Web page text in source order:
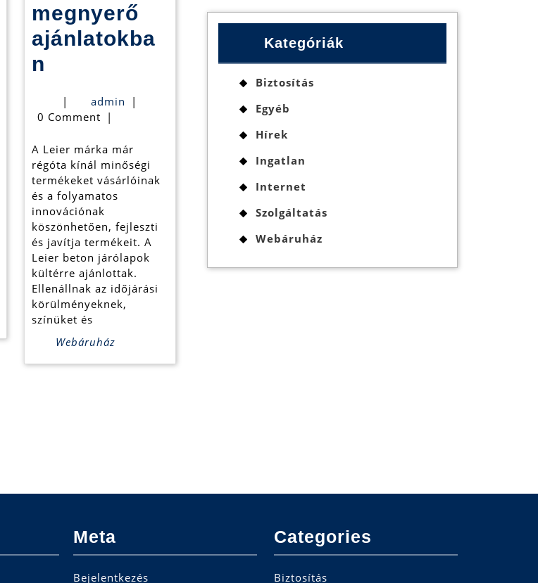
megnyerő
ajánlatokba
n
járólapok
megnyerő
ajánlatokban
| admin admin
|
0 Comment |
A Leier márka már
régóta kínál minőségi
termékeket vásárlóinak
és a folyamatos
innovációnak
köszönhetően, fejleszti
és javítja termékeit. A
Leier beton járólapok
kültérre ajánlottak.
Ellenállnak az időjárási
körülményeknek,
színüket és
Webáruház
Kategóriák
Biztosítás
Egyéb
Hírek
Ingatlan
Internet
Szolgáltatás
Webáruház
Meta
Bejelentkezés
Categories
Biztosítás